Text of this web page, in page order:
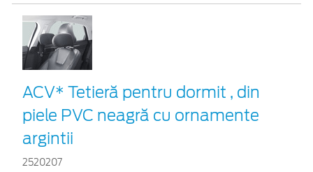
ACV* Tetieră pentru dormit , din
piele PVC neagră cu ornamente
argintii
2520207